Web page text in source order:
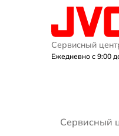
Сервисный
Ежедневно с 9:00
Сервисный